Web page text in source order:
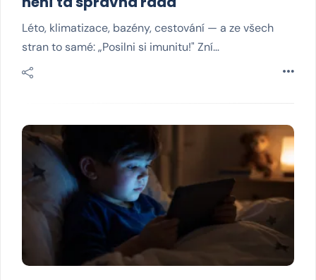
Léto, klimatizace, bazény, cestování — a ze všech
stran to samé: „Posilni si imunitu!" Zní…